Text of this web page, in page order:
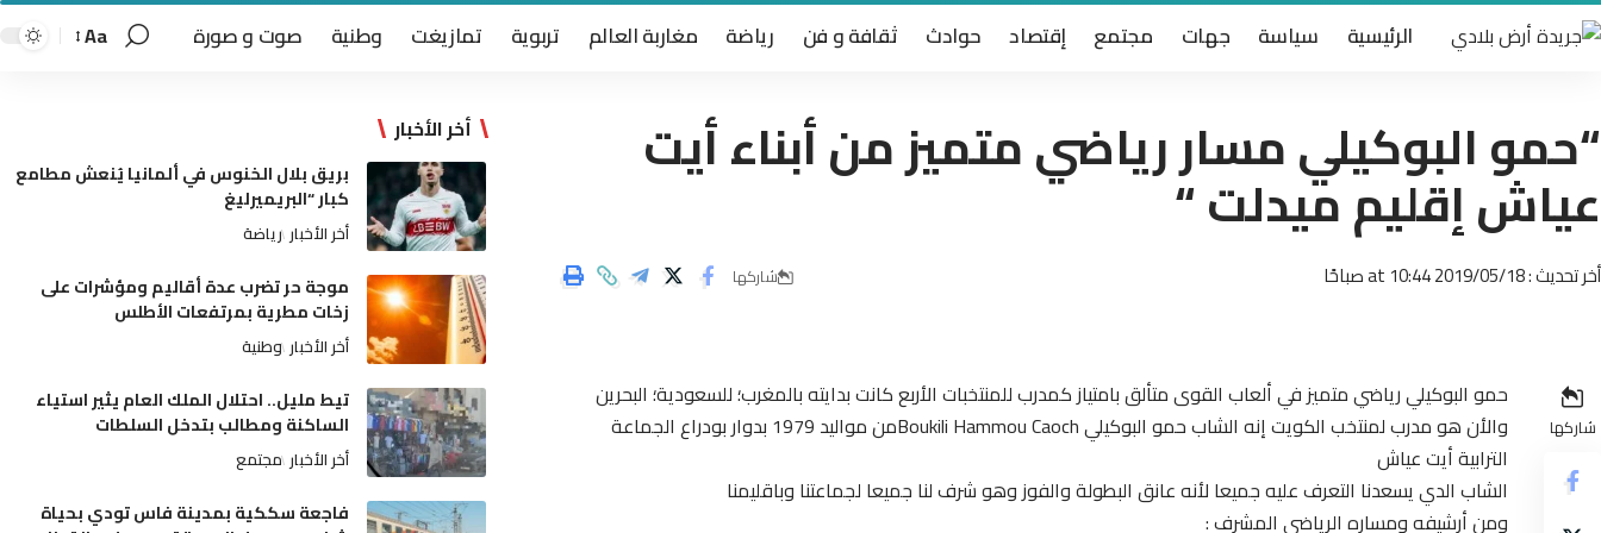
الرئيسية سياسة جهات مجتمع إقتصاد حوادث ثقافة و فن رياضة مغاربة العالم تربوية تمازيغت وطنية صوت و صورة Aa
“حمو البوكيلي مسار رياضي متميز من أبناء أيت
عياش إقليم ميدلت “
أخر تحديث : 2019/05/18 at 10:44 صباحًا شاركها
شاركها
حمو البوكيلي رياضي متميز في ألعاب القوى متألق بامتياز كمدرب للمنتخبات الأربع كانت بدايته بالمغرب؛ للسعودية؛ البحرين
والأن هو مدرب لمنتخب الكويت إنه الشاب حمو البوكيلي Boukili Hammou Caochمن مواليد 1979 بدوار بودراع الجماعة
الترابية أيت عياش
الشاب الدي يسعدنا التعرف عليه جميعا لأنه عانق البطولة والفوز وهو شرف لنا جميعا لجماعتنا وباقليمنا
ومن أرشيفه ومساره الرياضي المشرف :
أخر الأخبار
بريق بلال الخنوس في ألمانيا يُنعش مطامع
كبار “البريميرليغ
أخر الأخبار رياضة
موجة حر تضرب عدة أقاليم ومؤشرات على
زخات مطرية بمرتفعات الأطلس
أخر الأخبار وطنية
تيط مليل.. احتلال الملك العام يثير استياء
الساكنة ومطالب بتدخل السلطات
أخر الأخبار مجتمع
فاجعة سككية بمدينة فاس تودي بحياة